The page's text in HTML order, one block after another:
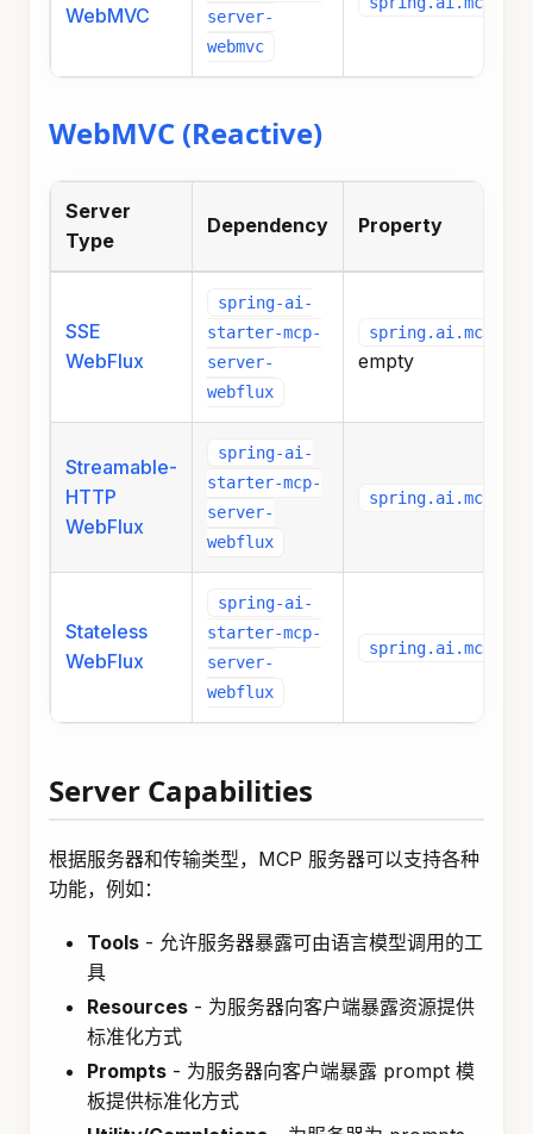
WebMVC
server-
webmvc
WebMVC (Reactive)
Server
Type
Dependency Property
SSE
WebFlux
spring-ai-
starter-mcp-
server-
webflux
empty
Streamable-
HTTP
WebFlux
spring-ai-
starter-mcp-
server-
webflux
Stateless
WebFlux
spring-ai-
starter-mcp-
server-
webflux
Server Capabilities
根据服务器和传输类型，MCP 服务器可以支持各种
功能，例如：
Tools - 允许服务器暴露可由语言模型调用的工
具
Resources - 为服务器向客户端暴露资源提供
标准化方式
Prompts - 为服务器向客户端暴露 prompt 模
板提供标准化方式